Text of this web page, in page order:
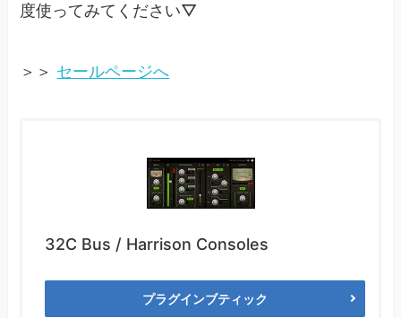
度使ってみてください▽
＞＞ セールページへ
32C Bus / Harrison Consoles
プラグインブティック